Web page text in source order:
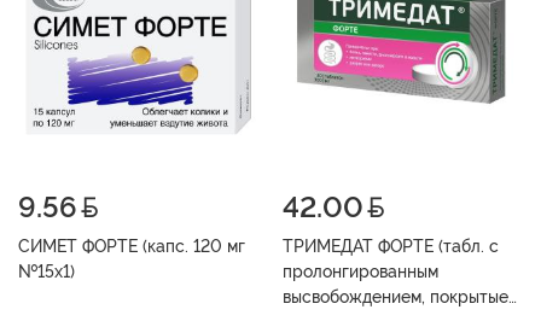
9.56
СИМЕТ ФОРТЕ (капс. 120 мг
№15х1)
42.00
ТРИМЕДАТ ФОРТЕ (табл. с
пролонгированным
высвобождением, покрытые